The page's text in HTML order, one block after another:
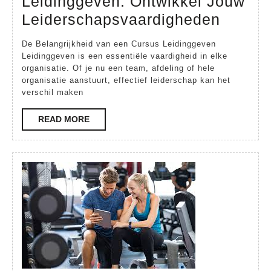
Leiderschapsvaardigheden
Cursus
De Belangrijkheid van een Cursus Leidinggeven
Leidinggeven is een essentiële vaardigheid in elke
organisatie. Of je nu een team, afdeling of hele
organisatie aanstuurt, effectief leiderschap kan het
verschil maken
READ MOREREAD
MORE